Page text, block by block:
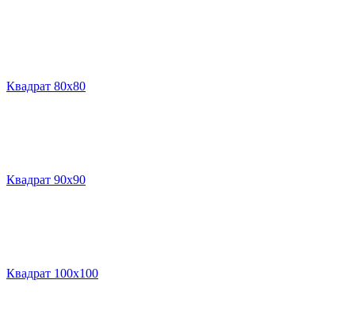
Квадрат 80х80
Квадрат 90х90
Квадрат 100х100